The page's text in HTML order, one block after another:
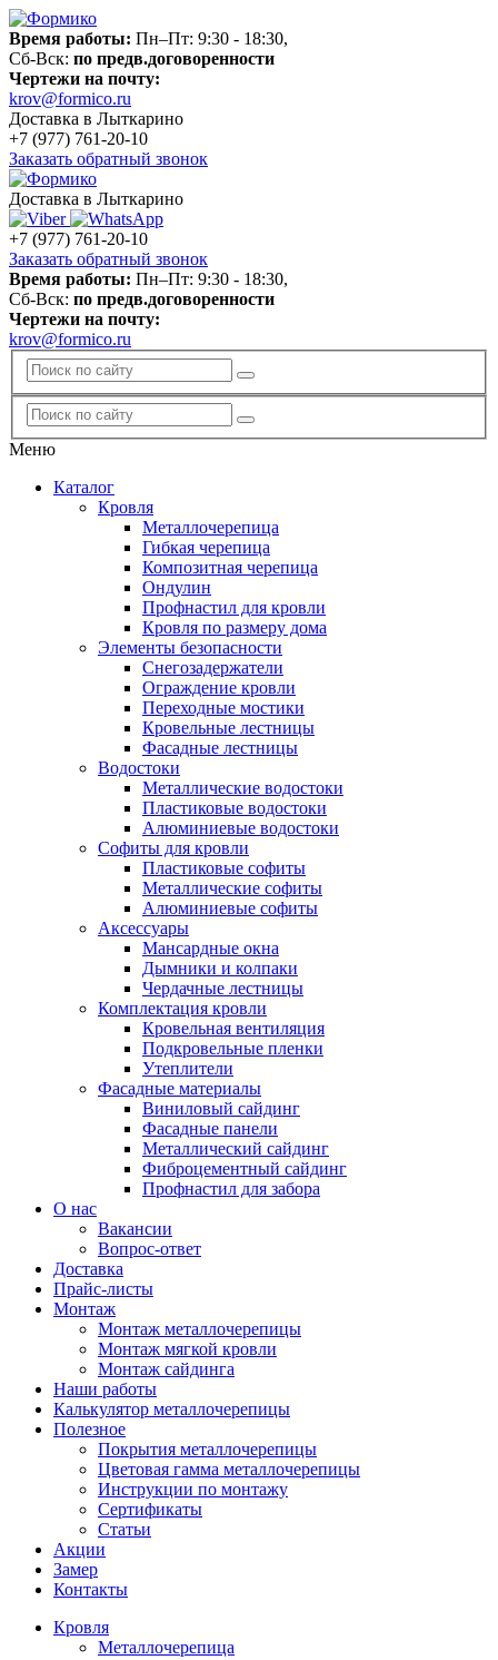
Время работы: Пн–Пт: 9:30 - 18:30,
Сб-Вск: по предв.договоренности
Чертежи на почту:
krov@formico.ru
Доставка в Лыткарино
+7 (977) 761-20-10
Заказать обратный звонок
Доставка в Лыткарино
+7 (977) 761-20-10
Заказать обратный звонок
Время работы: Пн–Пт: 9:30 - 18:30,
Сб-Вск: по предв.договоренности
Чертежи на почту:
krov@formico.ru
Меню
Каталог
Кровля
Металлочерепица
Гибкая черепица
Композитная черепица
Ондулин
Профнастил для кровли
Кровля по размеру дома
Элементы безопасности
Снегозадержатели
Ограждение кровли
Переходные мостики
Кровельные лестницы
Фасадные лестницы
Водостоки
Металлические водостоки
Пластиковые водостоки
Алюминиевые водостоки
Софиты для кровли
Пластиковые софиты
Металлические софиты
Алюминиевые софиты
Аксессуары
Мансардные окна
Дымники и колпаки
Чердачные лестницы
Комплектация кровли
Кровельная вентиляция
Подкровельные пленки
Утеплители
Фасадные материалы
Виниловый сайдинг
Фасадные панели
Металлический сайдинг
Фиброцементный сайдинг
Профнастил для забора
О нас
Вакансии
Вопрос-ответ
Доставка
Прайс-листы
Монтаж
Монтаж металлочерепицы
Монтаж мягкой кровли
Монтаж сайдинга
Наши работы
Калькулятор металлочерепицы
Полезное
Покрытия металлочерепицы
Цветовая гамма металлочерепицы
Инструкции по монтажу
Сертификаты
Статьи
Акции
Замер
Контакты
Кровля
Металлочерепица